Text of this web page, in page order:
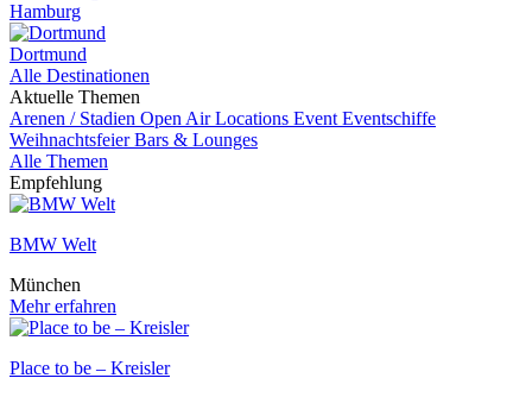
Hamburg
Dortmund
Alle Destinationen
Aktuelle Themen
Arenen / Stadien Open Air Locations Event Eventschiffe
WeihnachtsfeierBars & Lounges
Alle Themen
Empfehlung
BMW Welt
München
Mehr erfahren
Place to be – Kreisler